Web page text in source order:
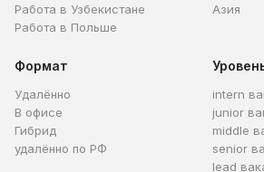
Работа в Узбекистане
Работа в Польше
Азия
Формат
Удалённо
В офисе
Гибрид
удалённо по РФ
intern
junior
middle
senior
lead